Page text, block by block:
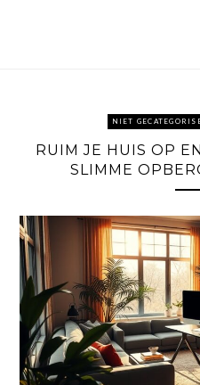
NIET
RUIM JE HUIS OP
SLIMME